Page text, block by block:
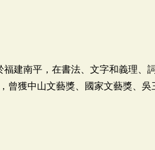
建南平，在書法、文字和義理、
獲中山文藝獎、國家文藝獎、吳